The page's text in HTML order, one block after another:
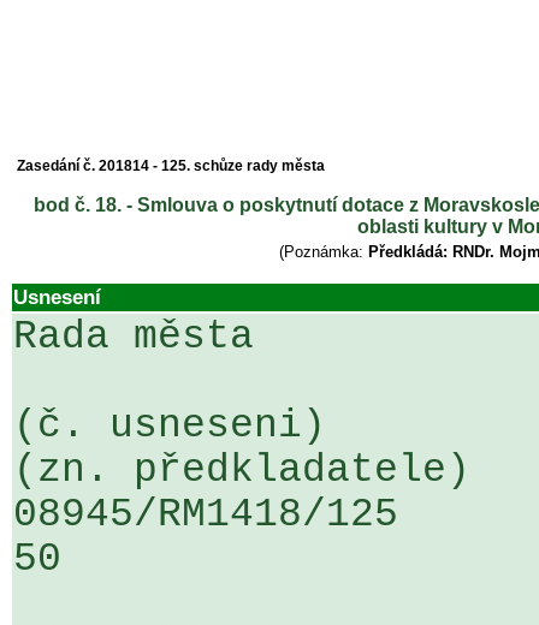
Zasedání č. 201814 - 125. schůze rady města
bod č. 18. - Smlouva o poskytnutí dotace z
oblasti kultury v
(Poznámka: Předkládá: RNDr.
Usnesení
Rada města
(č. usneseni)
(zn. předkladatele)
08945/RM1418/
50